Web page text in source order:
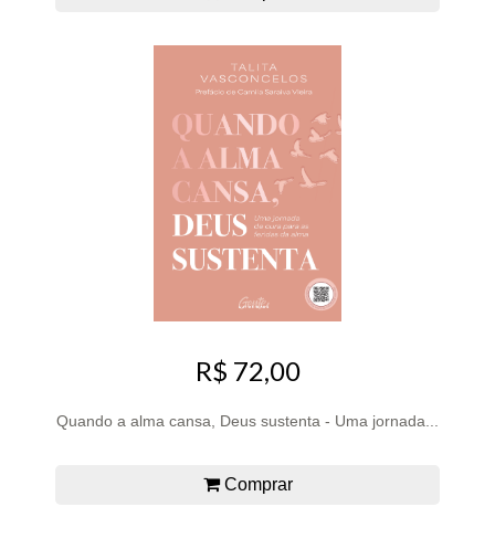
R$ 72,00
Quando a alma cansa, Deus sustenta - Uma jornada...
Comprar